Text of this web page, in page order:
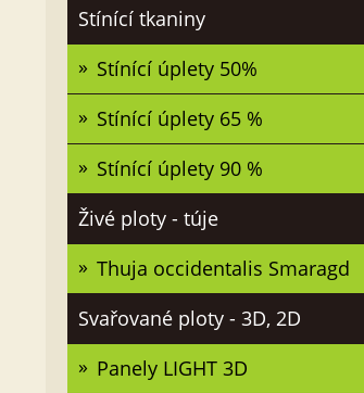
Stínící tkaniny
Stínící úplety 50%
Stínící úplety 65 %
Stínící úplety 90 %
Živé ploty - túje
Thuja occidentalis Smaragd
Svařované ploty - 3D, 2D
Panely LIGHT 3D